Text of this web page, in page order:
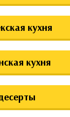
кухня
кухня